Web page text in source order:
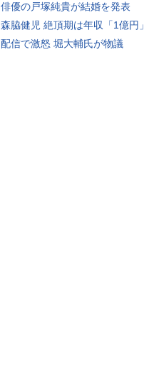
俳優の戸塚純貴が結婚を発表
森脇健児 絶頂期は年収「1億円」
配信で激怒 堀大輔氏が物議